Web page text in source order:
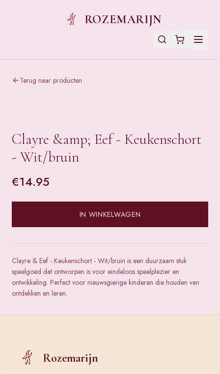
ROZEMARIJN
Terug naar producten
Clayre &amp; Eef - Keukenschort
- Wit/bruin
€14.95
IN WINKELWAGEN
Clayre & Eef - Keukenschort - Wit/bruin is een duurzaam stuk
speelgoed dat ontworpen is voor eindeloos speelplezier en
ontwikkeling. Perfect voor nieuwsgierige kinderen die houden van
ontdekken en leren.
Rozemarijn